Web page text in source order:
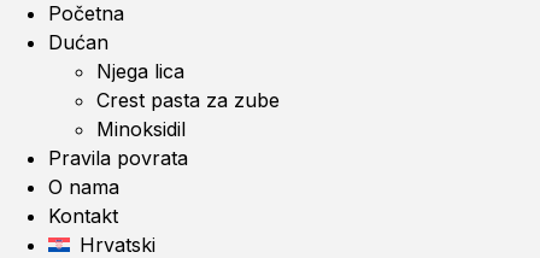
Početna
Dućan
Njega lica
Crest pasta za zube
Minoksidil
Pravila povrata
O nama
Kontakt
Hrvatski